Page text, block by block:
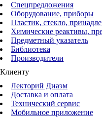
Спецпредложения
Оборудование, приборы
Пластик, стекло,
Химические реактивы,
Предметный указатель
Библиотека
Производители
Клиенту
Лекторий Диаэм
Доставка и оплата
Технический сервис
Мобильное приложение